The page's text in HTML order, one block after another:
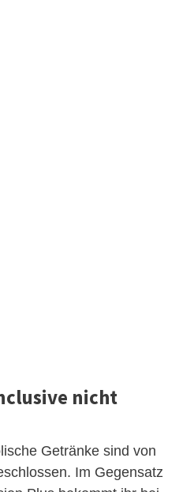
nicht
Getränke sind von
Im Gegensatz